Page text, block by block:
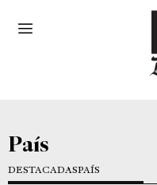
País
DESTACADASPAÍS